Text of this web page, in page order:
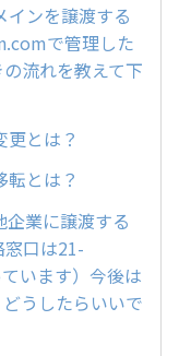
ンを譲渡する
で管理した
流れを教えて下
とは？
とは？
業に譲渡する
窓口は21-
います）今後は
うしたらいいで